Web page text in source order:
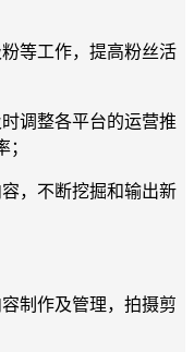
等工作，提高粉丝活
调整各平台的运营推
，不断挖掘和输出新
制作及管理，拍摄剪